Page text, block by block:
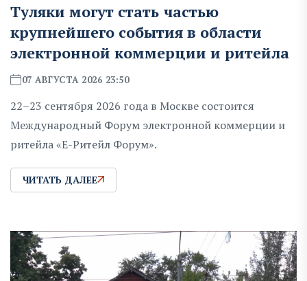
Туляки могут стать частью
крупнейшего события в области
электронной коммерции и ритейла
07 АВГУСТА 2026 23:50
22–23 сентября 2026 года в Москве состоится
Международный Форум электронной коммерции и
ритейла «Е-Ритейл Форум».
ЧИТАТЬ ДАЛЕЕ